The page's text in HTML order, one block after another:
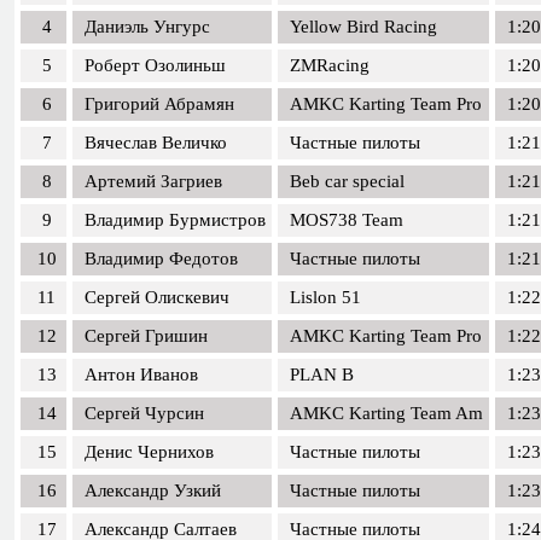
4
Даниэль Унгурс Yellow Bird Racing
5
Роберт Озолиньш ZMRacing
6
Григорий Абрамян AMKC Karting Team Pro
7
Вячеслав Величко Частные пилоты
8
Артемий Загриев Beb car special
9
Владимир Бурмистров MOS738 Team
10
Владимир Федотов Частные пилоты
11
Сергей Олискевич Lislon 51
12
Сергей Гришин AMKC Karting Team Pro
13
Антон Иванов PLAN B
14
Сергей Чурсин AMKC Karting Team Am
15
Денис Чернихов Частные пилоты
16
Александр Узкий Частные пилоты
17
Александр Салтаев Частные пилоты